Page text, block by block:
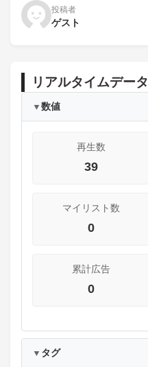
投稿者
ゲスト
リアルタイムデータ
▼ 数値
再生数
39
マイリスト数
0
累計広告
0
▼ タグ